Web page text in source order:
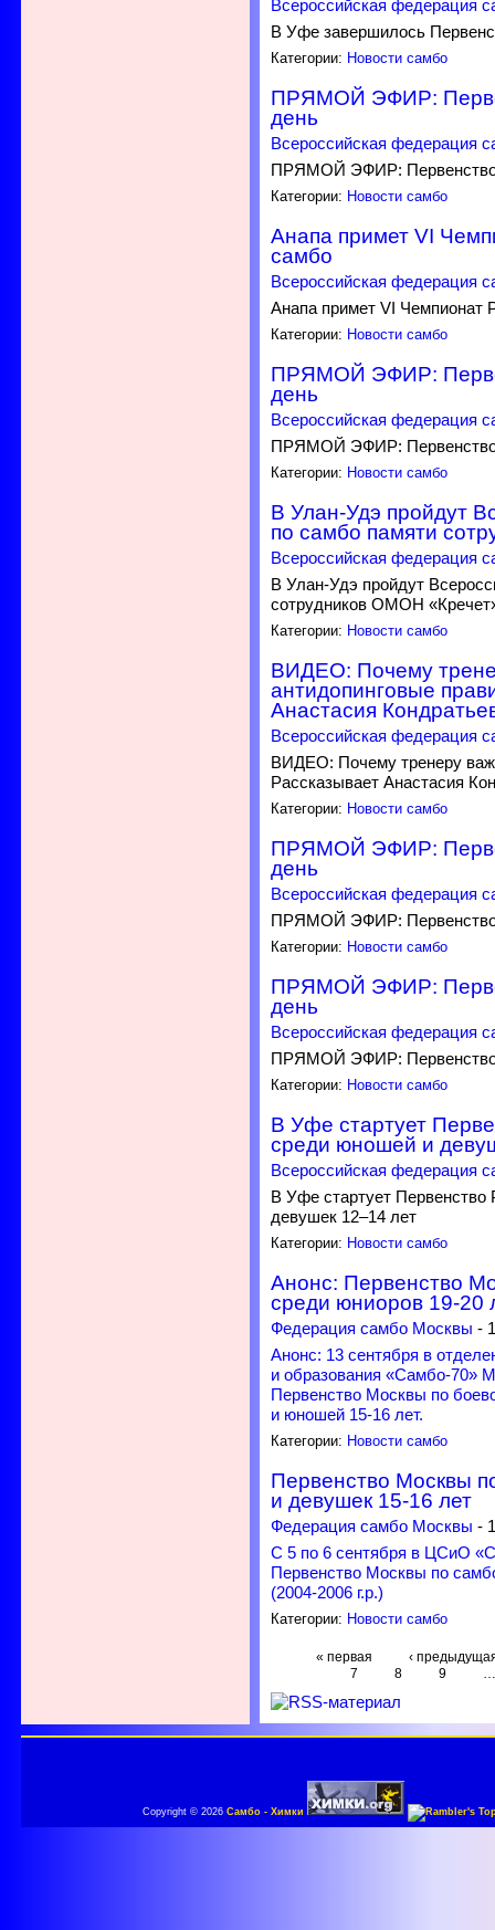
Всероссийская федерация
В Уфе завершилось
Категории: Новости самбо
ПРЯМОЙ ЭФИР:
день
Всероссийская федерация
ПРЯМОЙ ЭФИР: Первенство
Категории: Новости самбо
Анапа примет VI
самбо
Всероссийская федерация
Анапа примет VI Чемпионат
Категории: Новости самбо
ПРЯМОЙ ЭФИР:
день
Всероссийская федерация
ПРЯМОЙ ЭФИР: Первенство
Категории: Новости самбо
В Улан-Удэ пройдут
по самбо памяти
Всероссийская федерация
В Улан-Удэ пройдут
сотрудников ОМОН
Категории: Новости самбо
ВИДЕО: Почему
антидопинговые
Анастасия
Всероссийская федерация
ВИДЕО: Почему тренеру
Рассказывает Анастасия
Категории: Новости самбо
ПРЯМОЙ ЭФИР:
день
Всероссийская федерация
ПРЯМОЙ ЭФИР: Первенство
Категории: Новости самбо
ПРЯМОЙ ЭФИР:
день
Всероссийская федерация
ПРЯМОЙ ЭФИР: Первенство
Категории: Новости самбо
В Уфе стартует
среди юношей и
Всероссийская федерация
В Уфе стартует
девушек 12–14 лет
Категории: Новости самбо
Анонс: Первенство
среди юниоров 19-20
Федерация самбо Москвы -
Анонс: 13 сентября в
и образования «Самбо-70»
Первенство Москвы по
и юношей 15-16 лет.
Категории: Новости самбо
Первенство Москвы
и девушек 15-16 лет
Федерация самбо Москвы -
С 5 по 6 сентября в ЦСиО
Первенство Москвы по
(2004-2006 г.р.)
Категории: Новости самбо
« первая
‹
7
8 9 …
Copyright © 2026Самбо - Химки